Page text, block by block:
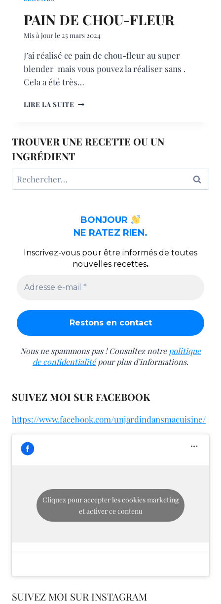
PAIN DE CHOU-FLEUR
Mis à jour le 25 mars 2024
J’ai réalisé ce pain de chou-fleur au super
blender mais vous pouvez la réaliser sans .
Cela a été très…
LIRE LA SUITE PAIN
TROUVER UNE RECETTE OU UN
INGRÉDIENT
Rechercher :
BONJOUR
NE RATEZ RIEN.
Inscrivez-vous pour être informés de toutes
nouvelles recettes.
Nous ne spammons pas ! Consultez notre politique
de confidentialitépour plus d’informations.
SUIVEZ MOI SUR FACEBOOK
https://www.facebook.com/unjardindansmacuisine/
Cliquez pour accepter les cookies marketing
et activer ce contenu
SUIVEZ MOI SUR INSTAGRAM